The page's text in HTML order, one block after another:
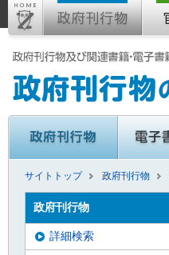
サイトトップ 政府刊行物
政府刊行物
詳細検索